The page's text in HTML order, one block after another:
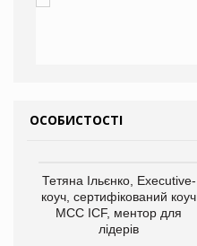
ОСОБИСТОСТІ
Тетяна Ільєнко, Executive-
коуч, сертифікований коуч
МСС ICF, ментор для
лідерів